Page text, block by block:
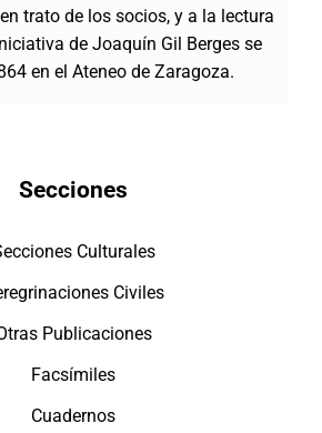
trato de los socios, y a la lectura
de Joaquín Gil Berges se
en el Ateneo de Zaragoza.
Secciones
Culturales
Civiles
Publicaciones
Facsímiles
Cuadernos